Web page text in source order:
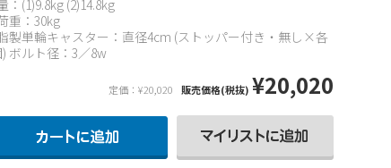
：(1)9.8kg (2)14.8kg
重：30kg
製単輪キャスター：直径4cm (ストッパー付き・無し×各
) ボルト径：3／8w
定価：¥20,020 販売価格(税抜) ¥20,020